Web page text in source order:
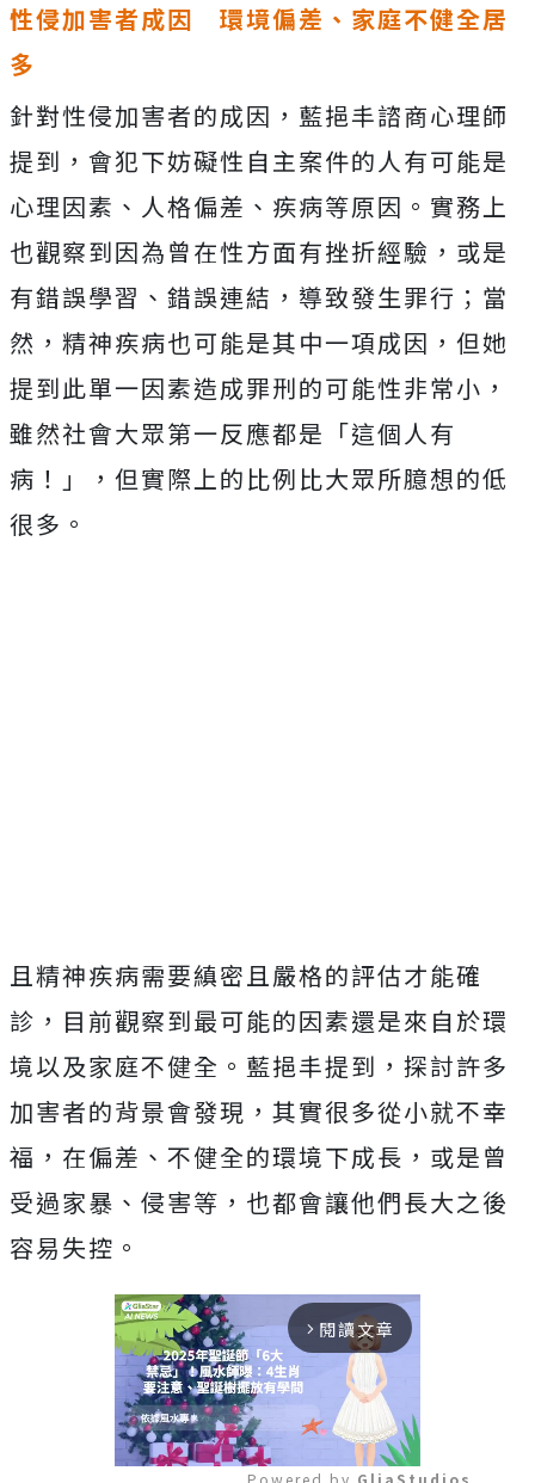
性侵加害者成因 環境偏差、家庭不健全居
多
針對性侵加害者的成因，藍挹丰諮商心理師
提到，會犯下妨礙性自主案件的人有可能是
心理因素、人格偏差、疾病等原因。實務上
也觀察到因為曾在性方面有挫折經驗，或是
有錯誤學習、錯誤連結，導致發生罪行；當
然，精神疾病也可能是其中一項成因，但她
提到此單一因素造成罪刑的可能性非常小，
雖然社會大眾第一反應都是「這個人有
病！」，但實際上的比例比大眾所臆想的低
很多。
且精神疾病需要縝密且嚴格的評估才能確
診，目前觀察到最可能的因素還是來自於環
境以及家庭不健全。藍挹丰提到，探討許多
加害者的背景會發現，其實很多從小就不幸
福，在偏差、不健全的環境下成長，或是曾
受過家暴、侵害等，也都會讓他們長大之後
容易失控。
arrow_forward_ios 閱讀文章
Powered by GliaStudios